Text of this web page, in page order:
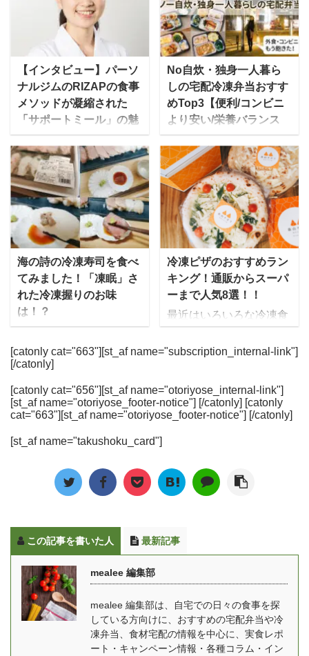
Plate」を運営する、食の
おくすり代表取締役の佐
野こころさんにお話を伺
いました。 Tot Plateと
は？ mealee 本日は取材
に応じていただき、あり
がとうございます。最初
します。 Tot Plateを運営
している株式会社 食のお
くすり代表の佐野と申し
ます。もともと看護学部
で医療を学び、その中で
予防医学に興味を持ち、
大学院に進学しました。
その一方で大手料理教室
のヘルスケア事業の立ち
上げにも携わらせていた
だきま ...
る、高齢者＆シニア向け
の宅配弁当サービスで
す。 この記事では、ワタ
ミの宅食の口コミ・評判
や、コース別の料金、メ
ニューについてわかりや
すく紹介します。みんな
に食べた感想もお伝えし
ます。 ゆいこワタミの宅
食を私だけでなく祖母に
も頼んでみて感想を聞き
ました→ レビューはこち
ら ワタミの宅食は「まご
ころスタッフ」といわれ
るワタミの担当スタッフ
が、毎日直接手渡しでそ
の日の夕飯を届けてくれ
ます。 管理栄養士と料理
人が連携して、塩分 ...
【インタビュー】パーソ
ナルジムのRIZAPの食事
メソッドが凝縮された
「サポートミール」の魅
力とは？
”結果にコミットする”プ
ライベートジムで有名な
RIZAP。実は、その食事
メソッドを詰め込んだ冷
凍弁当である、低糖質フ
ード「サポートミール」
も人気なのをご存じだろ
うか。 今回は、「サポー
トミール」の商品を開発
するRIZAPの栄養管理士
RIZAP「サポートミー
ル」とは？ RIZAPの管理
栄養士の阿部さんに答え
ていただいた mealee 今
回はインタビューに応じ
ていただきましてありが
商品部商品開発の阿部と
申します。RIZAPの管理
No自炊・独身一人暮ら
しの宅配冷凍弁当おすす
めTop3【便利/コンビニ
より安い/栄養バランス
◎】
[toc] 独身一人暮らし。仕
事が終われば後は自分の
時間ですが・・・ 「あ～
あ、今日も帰りはこんな
時間」 「いつまでもこん
な食生活でいいのか
な・・・」 「健康診断の
数値も年々悪くなってい
ってるような・・・」
ット見て寝たい」 そんな
できる宅配弁当・宅食
（食事宅配）をおすすめ
します！ 独身一人暮らし
冷凍庫にストックできる
電子レンジ解凍5～6分で
海の詩の冷凍寿司を食べ
てみました！「凍眠」さ
れた冷凍握りのお味
は！？
られた冷凍寿司。今まで
とは違う「凍眠」という
しい宅配寿司の形として
注目されています。 この
社テクニカンの開発した
とに、神奈川県で宅配寿
司を提供している「海の
ています。 画像出典：テ
レビ朝日 2021年3月13日
「冷凍なのにまるで握り
たて 宅配寿司店の秘策
とは」 凍眠の特徴 同じ
温度の冷凍庫に対して、
約20倍の速さで冷凍可能
瞬間冷凍することで、発
冷凍ピザのおすすめラン
キング！通販からスーパ
ーまで人気8選！！
最近はいろいろな冷凍食
が、昔に比べるとどれも
美味しくなった訳は家電
製品の進化にあると言わ
とされています。 今回は
そんな冷凍食品の中から
入できる人気商品を厳選
選び方 冷凍ピザは、
1964年に始めて輸入、販
売が開始された当初こそ
[catonly cat="663"][st_af name="subscription_internal-link"]
[/catonly]
[catonly cat="656"][st_af name="otoriyose_internal-link"]
[st_af name="otoriyose_footer-notice"] [/catonly] [catonly
cat="663"][st_af name="otoriyose_footer-notice"] [/catonly]
[st_af name="takushoku_card"]
この記事を書いた人 最新記事
mealee 編集部
mealee 編集部は、自宅での日々の食事を探
している方向けに、おすすめの宅配弁当や冷
凍弁当、食材宅配の情報を中心に、実食レポ
ート・キャンペーン情報・各種コラム・イン